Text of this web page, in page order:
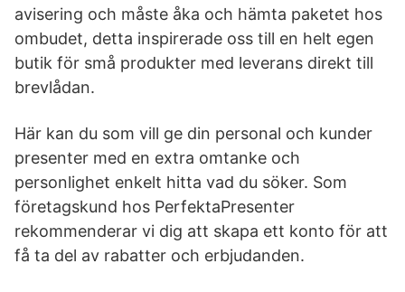
avisering och måste åka och hämta paketet hos
ombudet, detta inspirerade oss till en helt egen
butik för små produkter med leverans direkt till
brevlådan.
Här kan du som vill ge din personal och kunder
presenter med en extra omtanke och
personlighet enkelt hitta vad du söker. Som
företagskund hos PerfektaPresenter
rekommenderar vi dig att skapa ett konto för att
få ta del av rabatter och erbjudanden.